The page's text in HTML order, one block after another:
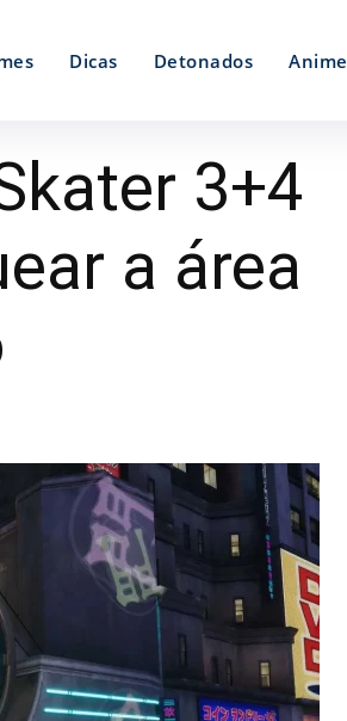
Dicas Detonados Anime
3+4
a área